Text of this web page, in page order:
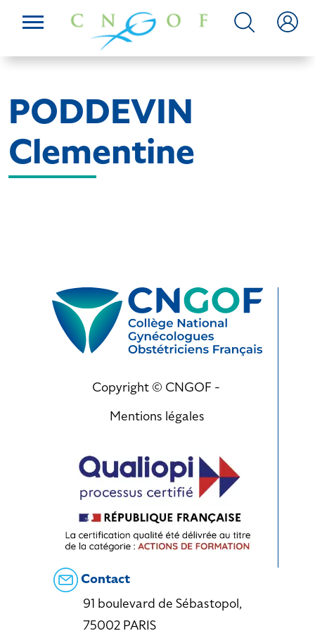
PODDEVIN
Clementine
Copyright © CNGOF -
Mentions légales
Contact
91 boulevard de Sébastopol,
75002 PARIS